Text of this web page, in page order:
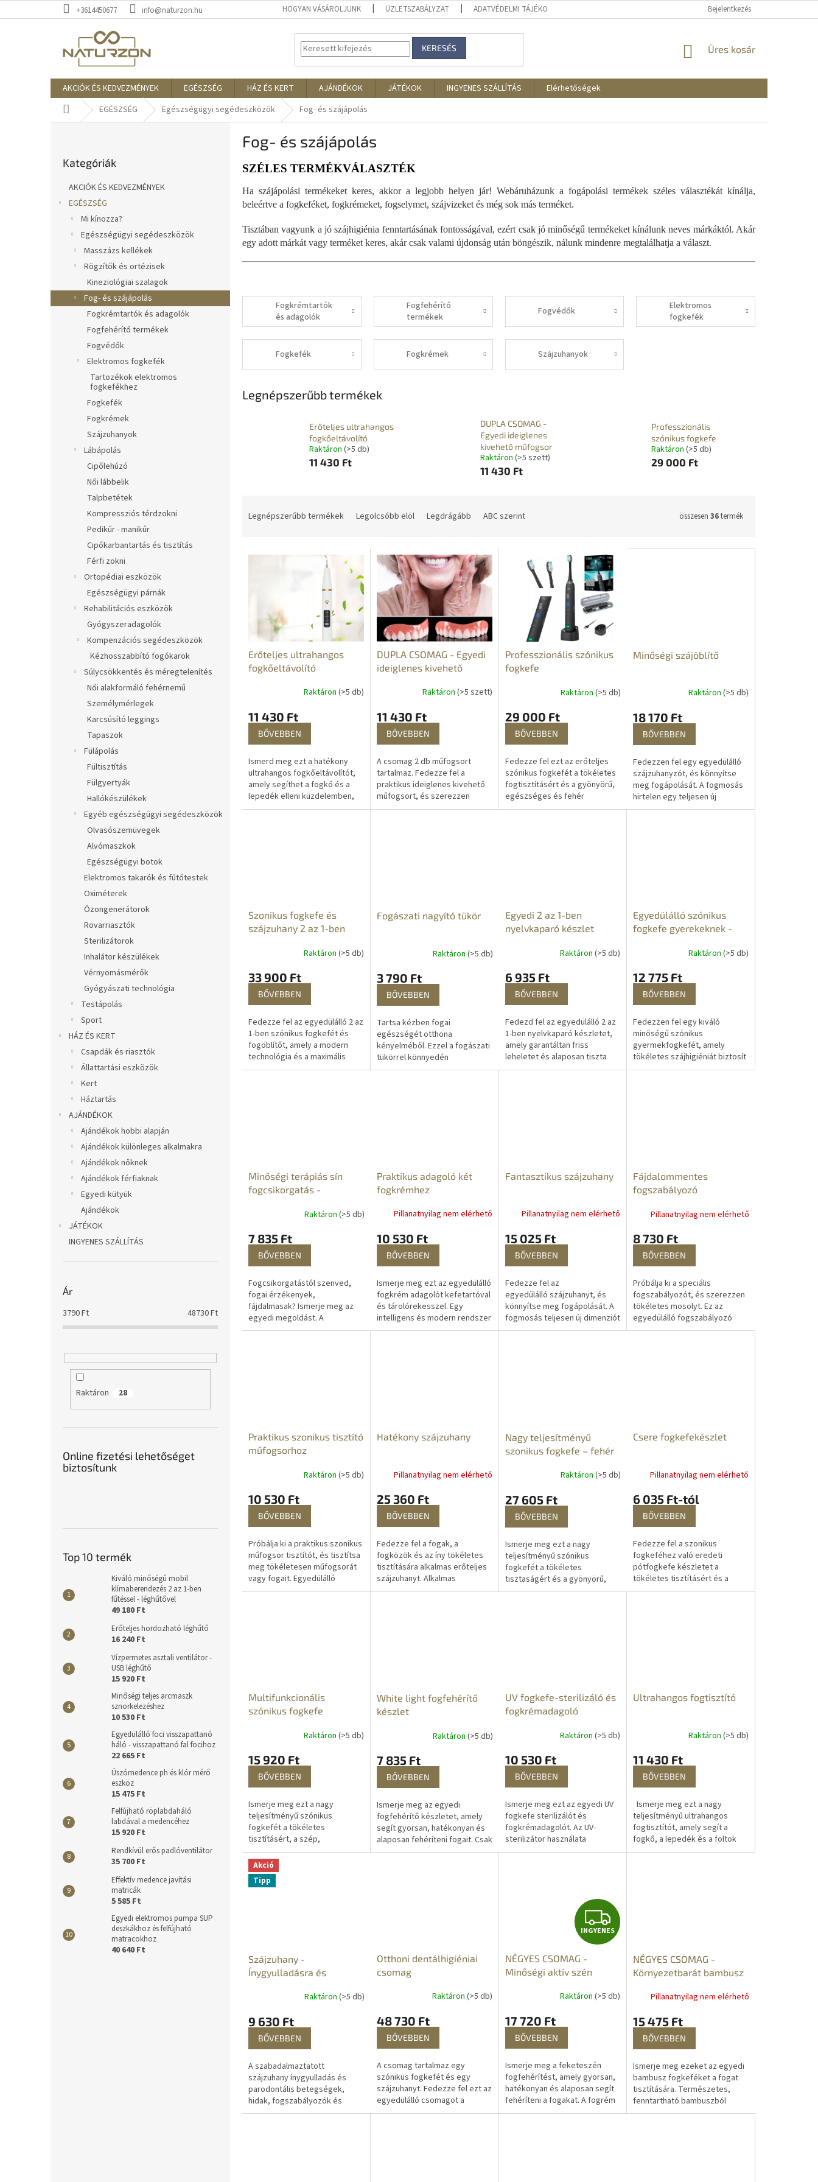
a
+3614450677 info@naturzon.hu HOGYAN VÁSÁROLJUNK ÜZLETSZABÁLYZAT ADATVÉDELMI TÁJÉKOZTATÓ REKLAMÁCIÓK ÉS
Bejelentkezés
KERESÉS KOSÁR
Üres kosár
AKCIÓK ÉS KEDVEZMÉNYEK EGÉSZSÉG HÁZ ÉS KERT AJÁNDÉKOK JÁTÉKOK INGYENES SZÁLLÍTÁS
Elérhetőségek
KezdőlapEGÉSZSÉG Egészségügyi segédeszközök Fog- és szájápolás
átugrása
Kategóriák
AKCIÓK ÉS KEDVEZMÉNYEK
EGÉSZSÉG
Mi kínozza?
Egészségügyi segédeszközök
Masszázs kellékek
Rögzítők és ortézisek
Kineziológiai szalagok
Fog- és szájápolás
Fogkrémtartók és adagolók
Fogfehérítő termékek
Fogvédők
Elektromos fogkefék
Tartozékok elektromos
fogkefékhez
Fogkefék
Fogkrémek
Szájzuhanyok
Lábápolás
Cipőlehúzó
Női lábbelik
Talpbetétek
Kompressziós térdzokni
Pedikűr - manikűr
Cipőkarbantartás és tisztítás
Férfi zokni
Ortopédiai eszközök
Egészségügyi párnák
Rehabilitációs eszközök
Gyógyszeradagolók
Kompenzációs segédeszközök
Kézhosszabbító fogókarok
Súlycsökkentés és méregtelenítés
Női alakformáló fehérnemű
Személymérlegek
Karcsúsító leggings
Tapaszok
Fülápolás
Fültisztítás
Fülgyertyák
Hallókészülékek
Egyéb egészségügyi segédeszközök
Olvasószemüvegek
Alvómaszkok
Egészségügyi botok
Elektromos takarók és fűtőtestek
Oximéterek
Ózongenerátorok
Rovarriasztók
Sterilizátorok
Inhalátor készülékek
Vérnyomásmérők
Gyógyászati technológia
Testápolás
Sport
HÁZ ÉS KERT
Csapdák és riasztók
Állattartási eszközök
Kert
Háztartás
AJÁNDÉKOK
Ajándékok hobbi alapján
Ajándékok különleges alkalmakra
Ajándékok nőknek
Ajándékok férfiaknak
Egyedi kütyük
Ajándékok
JÁTÉKOK
INGYENES SZÁLLÍTÁS
Ár
3790Ft 48730Ft
Raktáron 28
Online fizetési lehetőséget
biztosítunk
Top 10 termék
Kiváló minőségű mobil
klímaberendezés 2 az 1-ben
fűtéssel - léghűtővel
49 180 Ft
Erőteljes hordozható léghűtő
16 240 Ft
Vízpermetes asztali ventilátor -
USB léghűtő
15 920 Ft
Minőségi teljes arcmaszk
sznorkelezéshez
10 530 Ft
Egyedülálló foci visszapattanó
háló - visszapattanó fal focihoz
22 665 Ft
Úszómedence ph és klór mérő
eszköz
15 475 Ft
Felfújható röplabdaháló
labdával a medencéhez
15 920 Ft
Rendkívül erős padlóventilátor
35 700 Ft
Effektív medence javítási
matricák
5 585 Ft
Egyedi elektromos pumpa SUP
deszkákhoz és felfújható
matracokhoz
40 640 Ft
Fog- és szájápolás
SZÉLES TERMÉKVÁLASZTÉK
Ha szájápolási termékeket keres, akkor a legjobb helyen jár! Webáruházunk a fogápolási termékek széles választékát kínálja,
beleértve a fogkeféket, fogkrémeket, fogselymet, szájvizeket és még sok más terméket.
Tisztában vagyunk a jó szájhigiénia fenntartásának fontosságával, ezért csak jó minőségű termékeket kínálunk neves márkáktól. Akár
egy adott márkát vagy terméket keres, akár csak valami újdonság után böngészik, nálunk mindenre megtalálhatja a választ.
Fogkrémtartók
és adagolók
Fogfehérítő
termékek
Fogvédők
Elektromos
fogkefék
Fogkefék Fogkrémek Szájzuhanyok
Legnépszerűbb termékek
Erőteljes ultrahangos
fogkőeltávolító
Raktáron (>5 db)
11 430 Ft
DUPLA CSOMAG -
Egyedi ideiglenes
kivehető műfogsor
Raktáron (>5 szett)
11 430 Ft
Professzionális
szónikus fogkefe
Raktáron (>5 db)
29 000 Ft
Legnépszerűbb termékek Legolcsóbb elöl Legdrágább ABC szerint összesen 36termék
T
Erőteljes ultrahangos
fogkőeltávolító
Raktáron (>5 db)
11 430 Ft
BŐVEBBEN
Ismerd meg ezt a hatékony
ultrahangos fogkőeltávolítót,
amely segíthet a fogkő és a
lepedék elleni küzdelemben,
valamint segít megelőzni az
DUPLA CSOMAG - Egyedi
ideiglenes kivehető
Raktáron (>5 szett)
11 430 Ft
BŐVEBBEN
A csomag 2 db műfogsort
tartalmaz. Fedezze fel a
praktikus ideiglenes kivehető
műfogsort, és szerezzen
gyönyörű, tökéletes és teljes
Professzionális szónikus
fogkefe
Raktáron(>5 db)
29 000 Ft
BŐVEBBEN
Fedezze fel ezt az erőteljes
szónikus fogkefét a tökéletes
fogtisztításért és a gyönyörű,
egészséges és fehér
mosolyért. A szónikus fogkefe
Minőségi szájöblítő
Raktáron (>5 db)
18 170 Ft
BŐVEBBEN
Fedezzen fel egy egyedülálló
szájzuhanyzót, és könnyítse
meg fogápolását. A fogmosás
hirtelen egy teljesen új
dimenziót nyer, és Ön
Szonikus fogkefe és
szájzuhany 2 az 1-ben
Raktáron (>5 db)
33 900 Ft
BŐVEBBEN
Fedezze fel az egyedülálló 2 az
1-ben szónikus fogkefét és
fogöblítőt, amely a modern
technológia és a maximális
kényelem tökéletes
Fogászati nagyító tükör
Raktáron (>5 db)
3 790 Ft
BŐVEBBEN
Tartsa kézben fogai
egészségét otthona
kényelméből. Ezzel a fogászati
tükörrel könnyedén
ellenőrizheti a szájüreg
Egyedi 2 az 1-ben
nyelvkaparó készlet
Raktáron(>5 db)
6 935 Ft
BŐVEBBEN
Fedezd fel az egyedülálló 2 az
1-ben nyelvkaparó készletet,
amely garantáltan friss
leheletet és alaposan tiszta
nyelvet biztosít minden nap.
Egyedülálló szónikus
fogkefe gyerekeknek -
Raktáron (>5 db)
12 775 Ft
BŐVEBBEN
Fedezzen fel egy kiváló
minőségű szónikus
gyermekfogkefét, amely
tökéletes szájhigiéniát biztosít
a kicsik számára. Puha, kiváló
Minőségi terápiás sín
fogcsikorgatás -
Raktáron (>5 db)
7 835 Ft
BŐVEBBEN
Fogcsikorgatástól szenved,
fogai érzékenyek,
fájdalmasak? Ismerje meg az
egyedi megoldást. A
fogcsikorgás védő egy
Praktikus adagoló két
fogkrémhez
Pillanatnyilag nem elérhető
10 530 Ft
BŐVEBBEN
Ismerje meg ezt az egyedülálló
fogkrém adagolót kefetartóval
és tárolórekesszel. Egy
intelligens és modern rendszer
biztosítja, hogy kevesebb
Fantasztikus szájzuhany
Pillanatnyilag nem elérhető
15 025 Ft
BŐVEBBEN
Fedezze fel az
egyedülálló szájzuhanyt, és
könnyítse meg fogápolását. A
fogmosás teljesen új dimenziót
kap, és tökéletes és
Fájdalommentes
fogszabályozó
Pillanatnyilag nem elérhető
8 730 Ft
BŐVEBBEN
Próbálja ki a speciális
fogszabályozót, és szerezzen
tökéletes mosolyt. Ez az
egyedülálló fogszabályozó
lehetővé teszi, hogy
Praktikus szonikus tisztító
műfogsorhoz
Raktáron (>5 db)
10 530 Ft
BŐVEBBEN
Próbálja ki a praktikus szonikus
műfogsor tisztítót, és tisztítsa
meg tökéletesen műfogsorát
vagy fogait. Egyedülálló
technológiájának
Hatékony szájzuhany
Pillanatnyilag nem elérhető
25 360 Ft
BŐVEBBEN
Fedezze fel a fogak, a
fogközök és az íny tökéletes
tisztítására alkalmas erőteljes
szájzuhanyt. Alkalmas
ínygyulladás és fogínyfájás,
Nagy teljesítményű
szonikus fogkefe – fehér
Raktáron(>5 db)
27 605 Ft
BŐVEBBEN
Ismerje meg ezt a nagy
teljesítményű szónikus
fogkefét a tökéletes
tisztaságért és a gyönyörű,
egészséges és fehér
Csere fogkefekészlet
Pillanatnyilag nem elérhető
6 035 Ft-tól
BŐVEBBEN
Fedezze fel a szonikus
fogkeféhez való eredeti
pótfogkefe készletet a
tökéletes tisztításért és a
gyönyörű, egészséges és
Multifunkcionális
szónikus fogkefe
Raktáron (>5 db)
15 920 Ft
BŐVEBBEN
Ismerje meg ezt a nagy
teljesítményű szónikus
fogkefét a tökéletes
tisztításért, a szép,
egészséges, fehér mosolyért
és a fogkő eltávolításáért. A
szónikus fogkefe
tökéletesen...
White light fogfehérítő
készlet
Raktáron (>5 db)
7 835 Ft
BŐVEBBEN
Ismerje meg az egyedi
fogfehérítő készletet, amely
segít gyorsan, hatékonyan és
alaposan fehéríteni fogait. Csak
10 perc naponta ezzel a
UV fogkefe-sterilizáló és
fogkrémadagoló
Raktáron(>5 db)
10 530 Ft
BŐVEBBEN
Ismerje meg ezt az egyedi UV
fogkefe sterilizálót és
fogkrémadagolót. Az UV-
sterilizátor használata
hatékony módja annak, hogy
Ultrahangos fogtisztító
Raktáron (>5 db)
11 430 Ft
BŐVEBBEN
Ismerje meg ezt a nagy
teljesítményű ultrahangos
fogtisztítót, amely segít a
fogkő, a lepedék és a foltok
eltávolításában, és segít
Akció
Tipp
Szájzuhany -
Ínygyulladásra és
parodontitiszre
parodontális betegség
esetén
Raktáron (>5 db)
9 630 Ft
BŐVEBBEN
A szabadalmaztatott
szájzuhany ínygyulladás és
parodontális betegségek,
hidak, fogszabályozók és
fogközti tisztítás esetén a
Otthoni dentálhigiéniai
csomag
Raktáron (>5 db)
48 730 Ft
BŐVEBBEN
A csomag tartalmaz egy
szónikus fogkefét és egy
szájzuhanyt. Fedezze fel ezt az
egyedülálló csomagot a
tökéletes otthoni
I
N
Y
E
S
INGYENES
NÉGYES CSOMAG -
Minőségi aktív szén
Raktáron(>5 db)
17 720 Ft
BŐVEBBEN
Ismerje meg a feketeszén
fogfehérítést, amely gyorsan,
hatékonyan és alaposan segít
fehéríteni a fogakat. A fogrém
mellett használja ezt a
NÉGYES CSOMAG -
Környezetbarát bambusz
Pillanatnyilag nem elérhető
15 475 Ft
BŐVEBBEN
Ismerje meg ezeket az egyedi
bambusz fogkeféket a fogat
tisztítására. Természetes,
fenntartható bambuszból
készülnek, újrahasznosíthatóak